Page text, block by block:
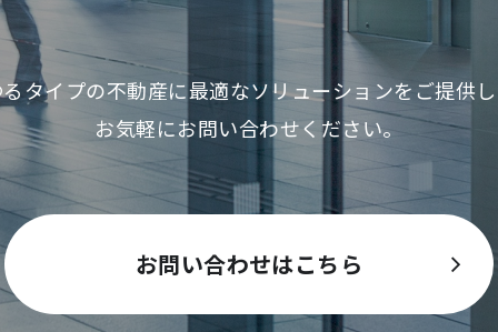
タイプの不動産に最適なソリューションをご提供
お気軽にお問い合わせください。
お問い合わせはこちら